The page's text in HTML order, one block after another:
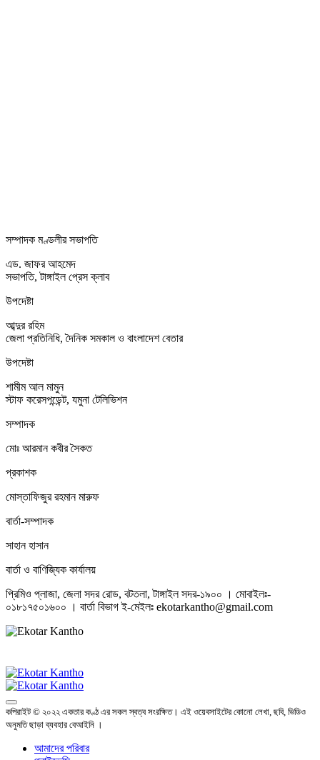
সম্পাদক মণ্ডলীর সভাপতি
এড. জাফর আহমেদ
সভাপতি, টাঙ্গাইল প্রেস ক্লাব
উপদেষ্টা
আব্দুর রহিম
জেলা প্রতিনিধি, দৈনিক সমকাল ও বাংলাদেশ বেতার
উপদেষ্টা
শামীম আল মামুন
স্টাফ করেসপন্ডেন্ট, যমুনা টেলিভিশন
সম্পাদক
মোঃ আরমান কবীর সৈকত
প্রকাশক
মোস্তাফিজুর রহমান মারুফ
বার্তা-সম্পাদক
সাহান হাসান
বার্তা ও বাণিজ্যিক কার্যালয়
প্রিমিও প্লাজা, জেলা সদর রোড, বটতলা, টাঙ্গাইল সদর-১৯০০ । মোবাইলঃ-
০১৮১৭৫০১৬০০ । বার্তা বিভাগ ই-মেইলঃ ekotarkantho@gmail.com
কপিরাইট © ২০২২ একতার কণ্ঠ এর সকল স্বত্ব সংরক্ষিত। এই ওয়েবসাইটের কোনো লেখা, ছবি, ভিডিও
অনুমতি ছাড়া ব্যবহার বেআইনি ।
আমাদের পরিবার